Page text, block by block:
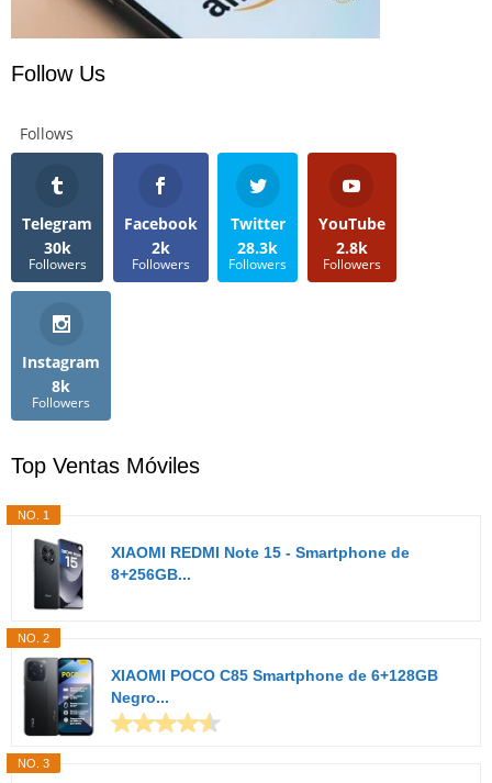
Follow Us
Follows
Telegram
30k
Followers
Facebook
2k
Followers
Twitter
28.3k
Followers
YouTube
2.8k
Followers
Instagram
8k
Followers
Top Ventas Móviles
NO. 1
XIAOMI REDMI Note 15 - Smartphone de
8+256GB...
NO. 2
XIAOMI POCO C85 Smartphone de 6+128GB
Negro...
NO. 3